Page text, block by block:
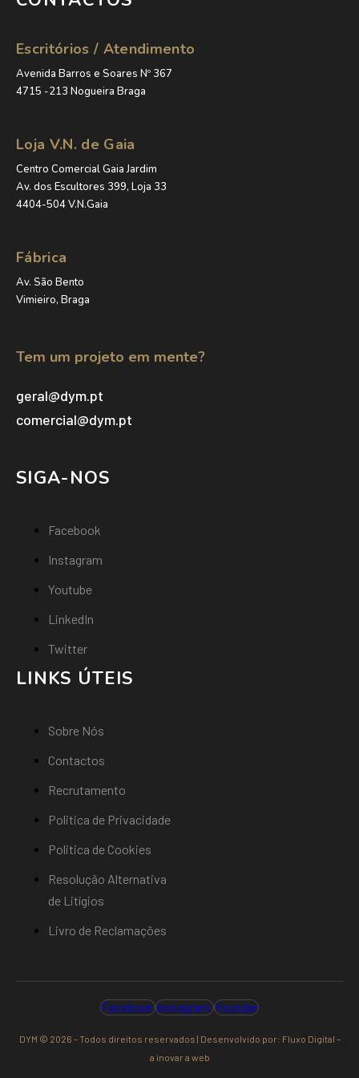
Escritórios / Atendimento
Avenida Barros e Soares Nº 367
4715 -213 Nogueira Braga
Loja V.N. de Gaia
Centro Comercial Gaia Jardim
Av. dos Escultores 399, Loja 33
4404-504 V.N.Gaia
Fábrica
Av. São Bento
Vimieiro, Braga
Tem um projeto em mente?
geral@dym.pt
comercial@dym.pt
SIGA-NOS
Facebook
Instagram
Youtube
LinkedIn
Twitter
LINKS ÚTEIS
Sobre Nós
Contactos
Recrutamento
Politica de Privacidade
Politica de Cookies
Resolução Alternativa
de Litígios
Livro de Reclamações
Facebook Instagram Youtube
DYM © 2026 – Todos direitos reservados | Desenvolvido por: Fluxo Digital –
a inovar a web